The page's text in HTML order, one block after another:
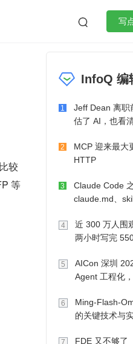
 写
作
微服务架构
较
等
InfoQ 编
1
Jeff Dean 离职
估了 AI，也看
2
MCP 迎来最大
HTTP
3
Claude Code
claude.md、
4
近 300 万人围
两小时写完
5
AICon 深圳
Agent 工程化
6
Ming-Flash-
的关键技术与
7 FDE 又不够了